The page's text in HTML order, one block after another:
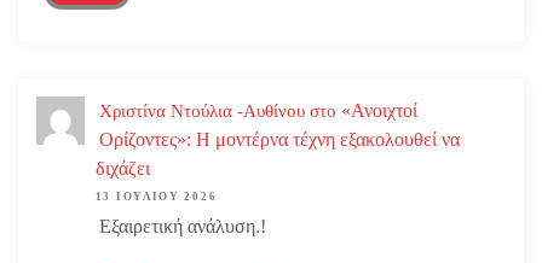
Χριστίνα Ντούλια -Αυθίνου στο «Ανοιχτοί
Ορίζοντες»: Η μοντέρνα τέχνη εξακολουθεί να
διχάζει
13 ΙΟΥΛΊΟΥ 2026
Εξαιρετική ανάλυση.!